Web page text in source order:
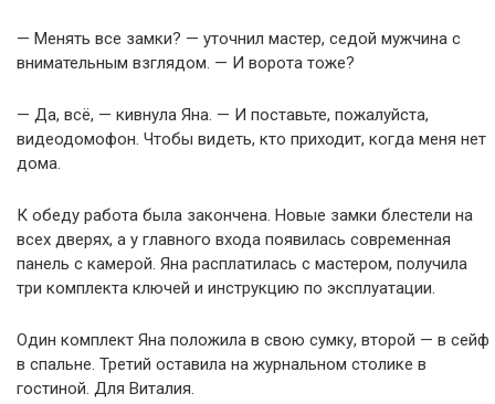
— Менять все замки? — уточнил мастер, седой мужчина с
внимательным взглядом. — И ворота тоже?
— Да, всё, — кивнула Яна. — И поставьте, пожалуйста,
видеодомофон. Чтобы видеть, кто приходит, когда меня нет
дома.
К обеду работа была закончена. Новые замки блестели на
всех дверях, а у главного входа появилась современная
панель с камерой. Яна расплатилась с мастером, получила
три комплекта ключей и инструкцию по эксплуатации.
Один комплект Яна положила в свою сумку, второй — в сейф
в спальне. Третий оставила на журнальном столике в
гостиной. Для Виталия.